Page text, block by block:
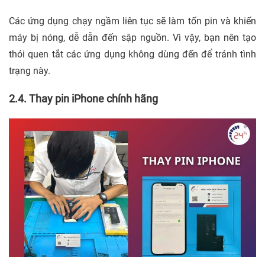
Các ứng dụng chạy ngầm liên tục sẽ làm tốn pin và khiến
máy bị nóng, dễ dẫn đến sập nguồn. Vì vậy, bạn nên tạo
thói quen tắt các ứng dụng không dùng đến để tránh tình
trạng này.
2.4. Thay pin iPhone chính hãng